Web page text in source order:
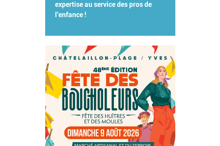
expertise au service des pros de
l'enfance !